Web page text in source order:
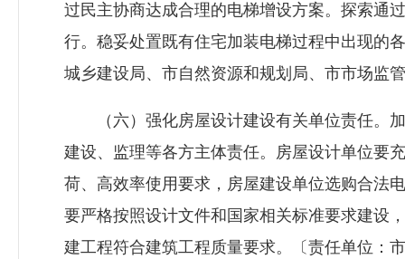
过民主协商达成合理的电梯增设方案。探索通
行。稳妥处置既有住宅加装电梯过程中出现的
城乡建设局、市自然资源和规划局、市市场监
（六）强化房屋设计建设有关单位责任。加
建设、监理等各方主体责任。房屋设计单位要
荷、高效率使用要求，房屋建设单位选购合法
要严格按照设计文件和国家相关标准要求建设
建工程符合建筑工程质量要求。〔责任单位：